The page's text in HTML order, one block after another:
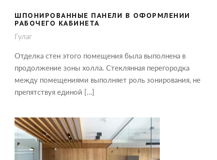
ШПОНИРОВАННЫЕ ПАНЕЛИ В ОФОРМЛЕНИИ
РАБОЧЕГО КАБИНЕТА
Гулаг
Отделка стен этого помещения была выполнена в
продолжение зоны холла. Стеклянная перегородка
между помещениями выполняет роль зонирования, не
препятствуя единой […]